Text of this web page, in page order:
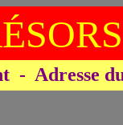
Adresse